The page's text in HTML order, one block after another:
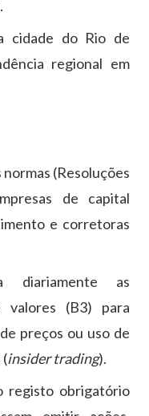
cidade do Rio de
regional em
normas (Resoluções
de capital
e corretoras
diariamente as
valores (B3) para
preços ou uso de
insider trading).
registo obrigatório